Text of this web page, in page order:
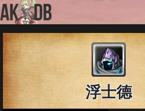
浮士德